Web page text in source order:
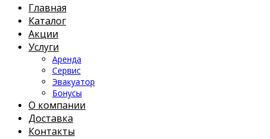
Главная
Каталог
Акции
Услуги
Аренда
Сервис
Эвакуатор
Бонусы
О компании
Доставка
Контакты